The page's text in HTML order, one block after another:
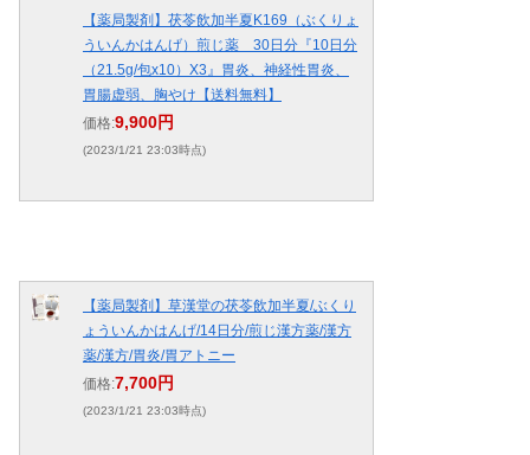
【薬局製剤】茯苓飲加半夏K169（ぶくりょ
ういんかはんげ）煎じ薬 30日分『10日分
（21.5g/包x10）X3』胃炎、神経性胃炎、
胃腸虚弱、胸やけ【送料無料】
価格:9,900円
(2023/1/21 23:03時点)
【薬局製剤】草漢堂の茯苓飲加半夏/ぶくり
ょういんかはんげ/14日分/煎じ漢方薬/漢方
薬/漢方/胃炎/胃アトニー
価格:7,700円
(2023/1/21 23:03時点)